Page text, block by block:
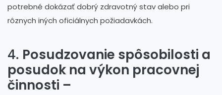
potrebné dokázať dobrý zdravotný stav alebo pri
rôznych iných oficiálnych požiadavkách.
4. Posudzovanie spôsobilosti a
posudok na výkon pracovnej
činnosti –